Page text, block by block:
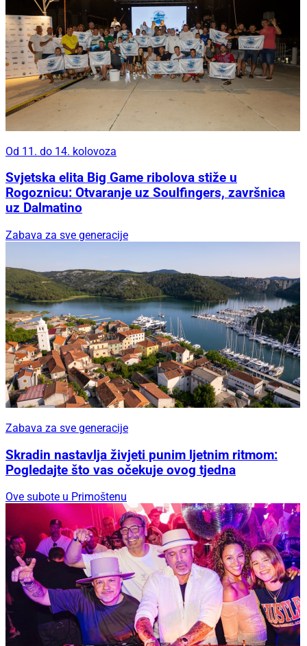
Od 11. do 14. kolovoza
Svjetska elita Big Game ribolova stiže u
Rogoznicu: Otvaranje uz Soulfingers, završnica
uz Dalmatino
Zabava za sve generacije
Zabava za sve generacije
Skradin nastavlja živjeti punim ljetnim ritmom:
Pogledajte što vas očekuje ovog tjedna
Ove subote u Primoštenu